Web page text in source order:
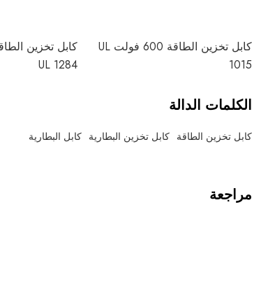
كابل تخزين الطاقة 600 فولت UL
1015
UL 1284
الكلمات الدالة
كابل تخزين الطاقة كابل تخزين البطارية كابل البطارية
مراجعة